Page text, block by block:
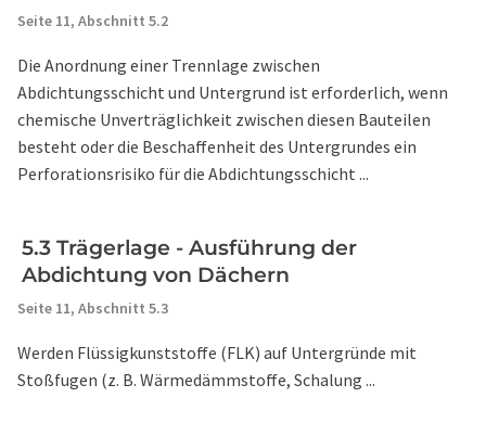
Seite 11, Abschnitt 5.2
Die Anordnung einer Trennlage zwischen
Abdichtungsschicht und Untergrund ist erforderlich, wenn
chemische Unverträglichkeit zwischen diesen Bauteilen
besteht oder die Beschaffenheit des Untergrundes ein
Perforationsrisiko für die Abdichtungsschicht ...
5.3 Trägerlage - Ausführung der
Abdichtung von Dächern
Seite 11, Abschnitt 5.3
Werden Flüssigkunststoffe (FLK) auf Untergründe mit
Stoßfugen (z. B. Wärmedämmstoffe, Schalung ...